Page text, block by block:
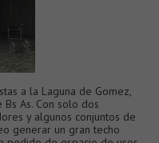
a la Laguna de Gomez,
As. Con solo dos
y algunos conjuntos de
generar un gran techo